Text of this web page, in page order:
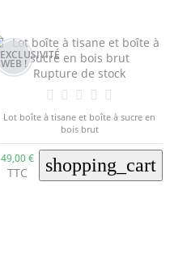
EXCLUSIVITÉ
WEB !
Rupture de stock
Lot boîte à tisane et boîte à sucre en
bois brut
49,00 €
TTC shopping_cart